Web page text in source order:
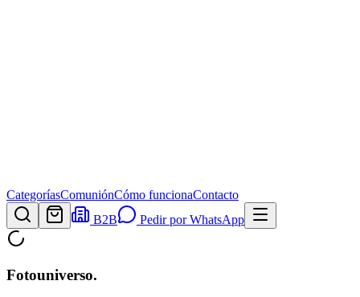
CategoríasComuniónCómo funcionaContacto
B2B
Pedir por WhatsApp
Fotouniverso.